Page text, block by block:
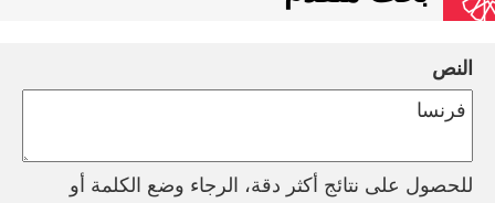
النص
للحصول على نتائج أكثر دقة، الرجاء وضع الكلمة أو